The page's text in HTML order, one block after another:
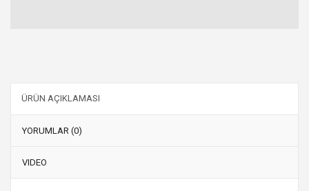
ÜRÜN AÇIKLAMASI
YORUMLAR (0)
VIDEO